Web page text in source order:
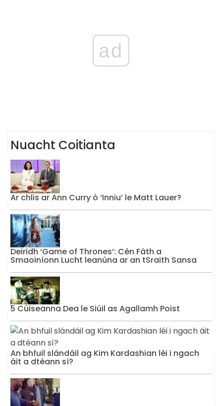
ad
Nuacht Coitianta
Ar chlis ar Ann Curry ó ‘Inniu’ le Matt Lauer?
Deiridh ‘Game of Thrones’: Cén Fáth a
Smaoiníonn Lucht leanúna ar an tSraith Sansa
5 Cúiseanna Dea le Siúil as Agallamh Poist
An bhfuil slándáil ag Kim Kardashian léi i ngach
áit a dtéann sí?